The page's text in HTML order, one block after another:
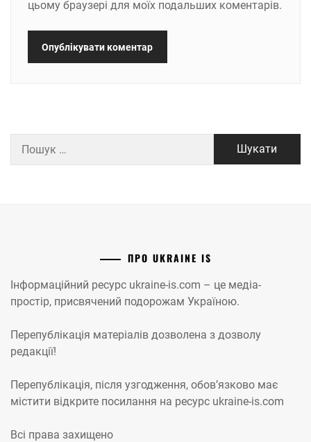
цьому браузері для моїх подальших коментарів.
ПРО UKRAINE IS
Інформаційний ресурс ukraine-is.com – це медіа-
простір, присвячений подорожам Україною.
Перепублікація матеріалів дозволена з дозволу
редакції!
Перепублікація, після узгодження, обов’язково має
містити відкрите посилання на ресурс ukraine-is.com
Всі права захищено